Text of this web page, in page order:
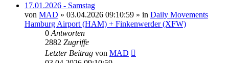
17.01.2026 - Samstag
von MAD » 03.04.2026 09:10:59 » in Daily Movements
Hamburg Airport (HAM) + Finkenwerder (XFW)
0 Antworten
2882 Zugriffe
Letzter Beitrag von MAD